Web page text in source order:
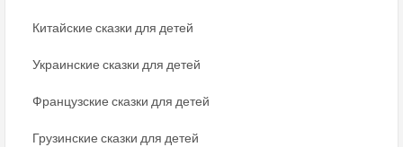
Китайские сказки для детей
Украинские сказки для детей
Французские сказки для детей
Грузинские сказки для детей